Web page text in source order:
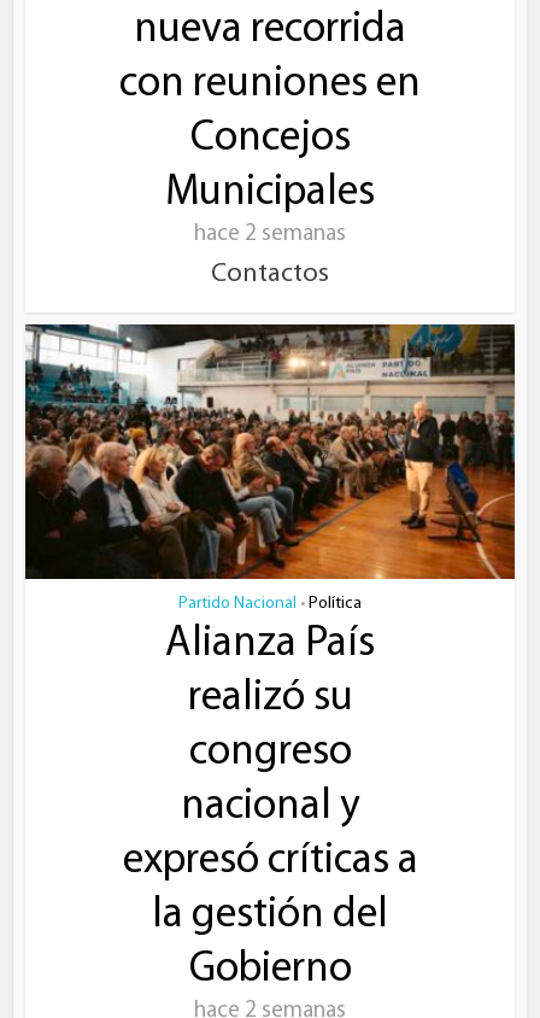
nueva recorrida
con reuniones en
Concejos
Municipales
hace 2 semanas
Contactos
Partido Nacional • Política
Alianza País
realizó su
congreso
nacional y
expresó críticas a
la gestión del
Gobierno
hace 2 semanas